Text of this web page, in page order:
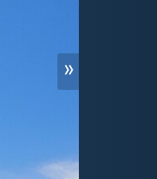
»